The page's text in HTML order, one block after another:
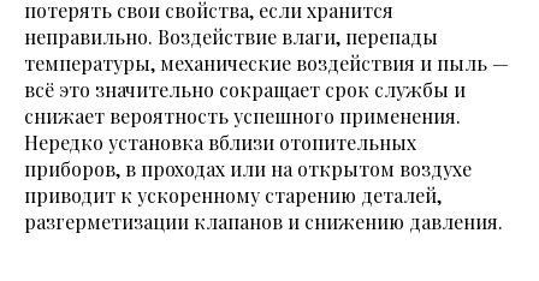
потерять свои свойства, если хранится
неправильно. Воздействие влаги, перепады
температуры, механические воздействия и пыль —
всё это значительно сокращает срок службы и
снижает вероятность успешного применения.
Нередко установка вблизи отопительных
приборов, в проходах или на открытом воздухе
приводит к ускоренному старению деталей,
разгерметизации клапанов и снижению давления.